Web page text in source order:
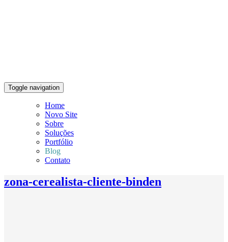
Toggle navigation
Home
Novo Site
Sobre
Soluções
Portfólio
Blog
Contato
zona-cerealista-cliente-binden